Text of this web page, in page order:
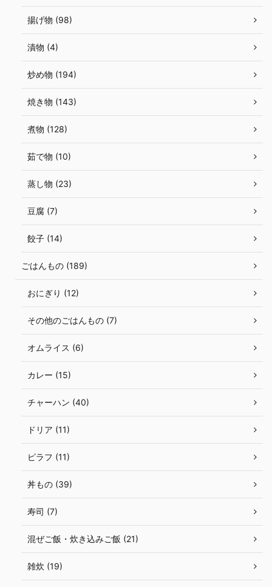
揚げ物 (98)
漬物 (4)
炒め物 (194)
焼き物 (143)
煮物 (128)
茹で物 (10)
蒸し物 (23)
豆腐 (7)
餃子 (14)
ごはんもの (189)
おにぎり (12)
その他のごはんもの (7)
オムライス (6)
カレー (15)
チャーハン (40)
ドリア (11)
ピラフ (11)
丼もの (39)
寿司 (7)
混ぜご飯・炊き込みご飯 (21)
雑炊 (19)